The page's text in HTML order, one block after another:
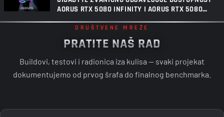
AORUS RTX 5080 INFINITY I AORUS RTX 5080
INFINITY WOOD GRAFIČKIH KARTICA
DRUŠTVENE MREŽE
PRATITE NAŠ RAD
Buildovi, testovi i radionica iza kulisa — svaki projekat
dokumentujemo od prvog šrafa do finalnog benchmarka.